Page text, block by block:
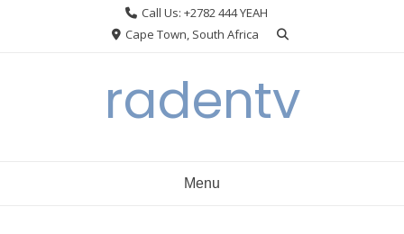
Call Us: +2782 444 YEAH
Cape Town, South Africa
radentv
Menu